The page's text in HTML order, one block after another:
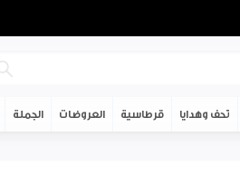
تحف وهدايا قرطاسية العروضات الجملة